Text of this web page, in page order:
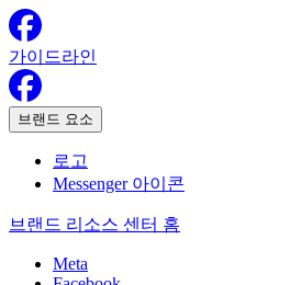
가이드라인
브랜드 요소
로고
Messenger 아이콘
브랜드 리소스 센터 홈
Meta